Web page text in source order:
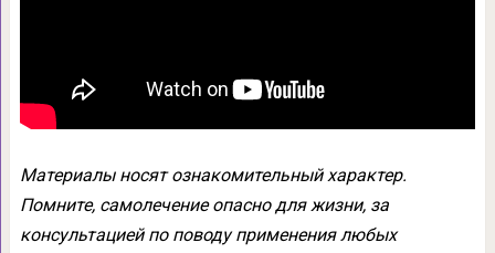
Материалы носят ознакомительный характер.
Помните, самолечение опасно для жизни, за
консультацией по поводу применения любых